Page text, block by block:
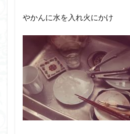
やかんに水を入れ火にかけ